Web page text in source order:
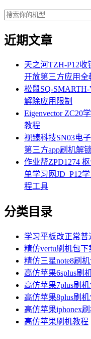
近期文章
天之河TZH-P12
开放第三方应用全
松鼠SQ-
解除应用限制
Eigenvector ZC20
教程
视臻科技SN03电
第三方app刷机解
作业帮ZPD1274
单学习网JD_P12
程工具
分类目录
学习平板改正常
精仿vertu刷机包下
精仿三星note8刷
高仿苹果6splus刷
高仿苹果7plus刷
高仿苹果8plus刷
高仿苹果iphonex
高仿苹果刷机教程